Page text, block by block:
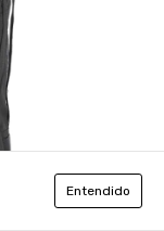
Entendido